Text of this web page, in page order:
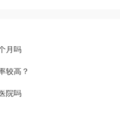
月吗
较高？
院吗